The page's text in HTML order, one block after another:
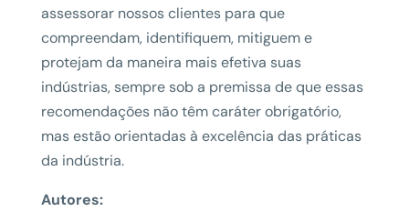
assessorar nossos clientes para que
compreendam, identifiquem, mitiguem e
protejam da maneira mais efetiva suas
indústrias, sempre sob a premissa de que essas
recomendações não têm caráter obrigatório,
mas estão orientadas à excelência das práticas
da indústria.
Autores: